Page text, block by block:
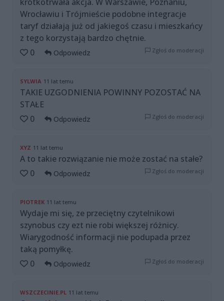
Wrocławiu i Trójmieście podobne integracje
taryf działają już od jakiegoś czasu i mieszkańcy
z tego korzystają bardzo chętnie.
0
Odpowiedz Zgłoś do moderacji
SYLWIA 11 lat temu
TAKIE UZGODNIENIA POWINNY POZOSTAĆ NA
STAŁE
0
Odpowiedz Zgłoś do moderacji
XYZ 11 lat temu
A to takie rozwiązanie nie może zostać na stałe?
0
Odpowiedz Zgłoś do moderacji
PIOTREK 11 lat temu
Wydaje mi się, ze przeciętny czytelnikowi
szynobus czy ezt nie robi większej różnicy.
Wiarygodność informacji nie podupada przez
taką pomyłkę.
0
Odpowiedz Zgłoś do moderacji
WSZCZECINIE.PL 11 lat temu